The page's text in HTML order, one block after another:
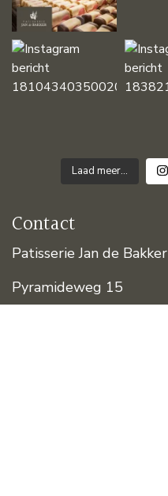
Laad meer...
Contact
Patisserie Jan de Bakker
Pyramideweg 15